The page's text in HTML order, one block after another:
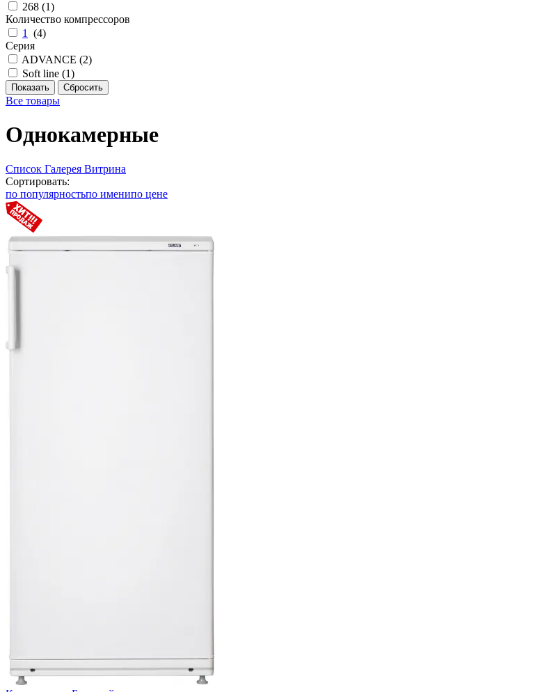
268 (1)
Количество компрессоров
1
(4)
Серия
ADVANCE (2)
Soft line (1)
Все товары
Однокамерные
Список Галерея Витрина
Сортировать:
по популярностьпо именипо цене